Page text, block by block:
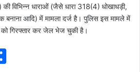
की विभिन्न धाराओं (जैसे धारा 318(4) धोखाधड़ी,
आदि) में मामला दर्ज है। पुलिस इस मामले में
गिरफ्तार कर जेल भेज चुकी है।